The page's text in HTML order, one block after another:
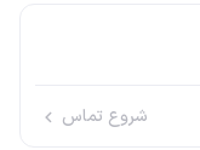
شروع تماس